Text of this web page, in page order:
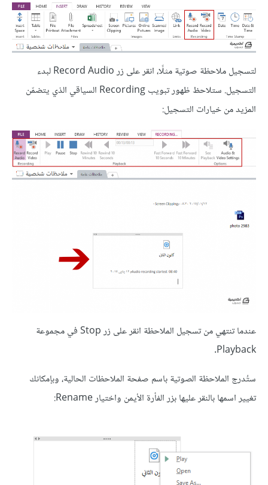
لتسجيل ملاحظة صوتية مثلًا، انقر على زر Record Audio لبدء
التسجيل. ستلاحظ ظهور تبويب Recording السياقي الذي يتضمّن
المزيد من خيارات التسجيل:
عندما تنتهي من تسجيل الملاحظة انقر على زر Stop في مجموعة
Playback.
ستُدرج الملاحظة الصوتية باسم صفحة الملاحظات الحالية، وبإمكانك
تغيير اسمها بالنقر عليها بزر الفأرة الأيمن واختيار Rename: